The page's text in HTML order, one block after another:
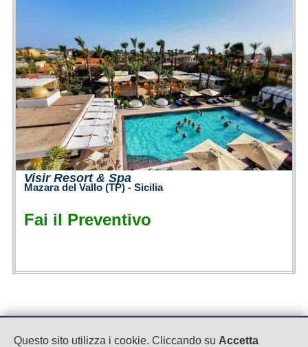
Questo sito utilizza i cookie. Cliccando su Accetta
Visir Resort & Spa
Mazara del Vallo (TP) - Sicilia
Fai il Preventivo
MC CLUB